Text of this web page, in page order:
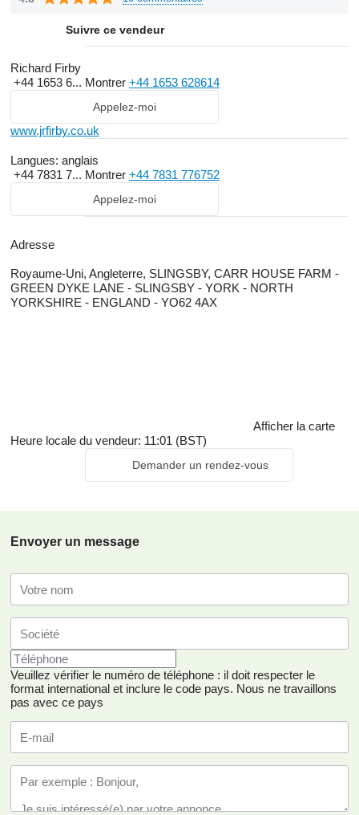
Suivre ce vendeur
Richard Firby
+44 1653 6... Montrer +44 1653 628614
Appelez-moi
www.jrfirby.co.uk
Langues: anglais
+44 7831 7... Montrer +44 7831 776752
Appelez-moi
Adresse
Royaume-Uni, Angleterre, SLINGSBY, CARR HOUSE FARM -
GREEN DYKE LANE - SLINGSBY - YORK - NORTH
YORKSHIRE - ENGLAND - YO62 4AX
Afficher la carte
Heure locale du vendeur: 11:01 (BST)
Demander un rendez-vous
Envoyer un message
Veuillez vérifier le numéro de téléphone : il doit respecter le
format international et inclure le code pays. Nous ne travaillons
pas avec ce pays